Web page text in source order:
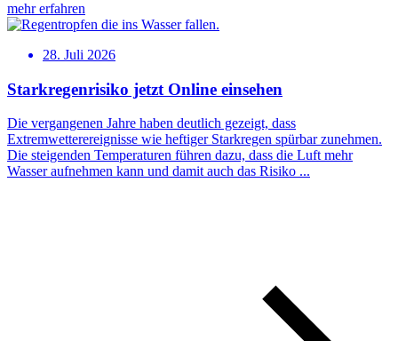
mehr erfahren
28. Juli 2026
Starkregenrisiko jetzt Online einsehen
Die vergangenen Jahre haben deutlich gezeigt, dass
Extremwetterereignisse wie heftiger Starkregen spürbar zunehmen.
Die steigenden Temperaturen führen dazu, dass die Luft mehr
Wasser aufnehmen kann und damit auch das Risiko ...